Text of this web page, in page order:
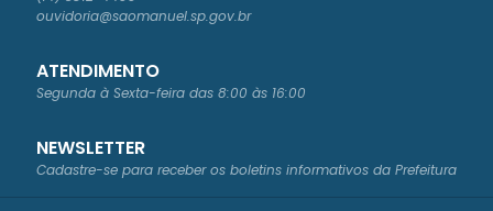
ouvidoria@saomanuel.sp.gov.br
ATENDIMENTO
Segunda à Sexta-feira das 8:00 às 16:00
NEWSLETTER
Cadastre-se para receber os boletins informativos da Prefeitura